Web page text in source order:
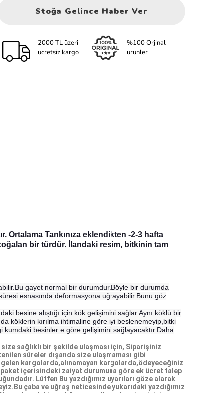
Stoğa Gelince Haber Ver
2000 TL üzeri
ücretsiz kargo
%100 Orjinal
ürünler
Ortalama Tankınıza eklendikten -2-3 hafta
bir türdür. İlandaki resim, bitkinin tam
gayet normal bir durumdur.Böyle bir durumda
esnasında deformasyona uğrayabilir.Bunu göz
besine alıştığı için kök gelişimini sağlar.Aynı köklü bir
köklerin kırılma ihtimaline göre iyi beslenemeyip,bitki
kumdaki besinler e göre gelişimini sağlayacaktır.Daha
sağlıklı bir şekilde ulaşması için, Siparişiniz
süreler dışanda size ulaşmaması gibi
kargolarda,alınamayan kargolarda,ödeyeceğiniz
içerisindeki zaiyat durumuna göre ek ücret talep
Lütfen Bu yazdığımız uyarıları göze alarak
çaba ve uğraş neticesinde yukarıdaki yazdığımız